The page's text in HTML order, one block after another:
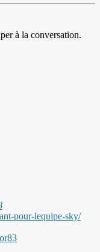
à la conversation.
pour-lequipe-sky/